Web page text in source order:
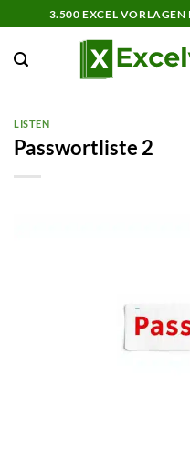
Inhalt
springen
3.500 EXCEL
LISTEN
Passwortliste 2